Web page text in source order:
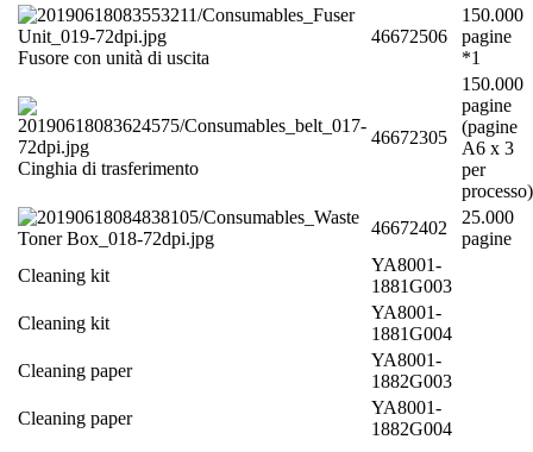
Fusore con unità di uscita
46672506
150.000
pagine
*1
Cinghia di trasferimento
46672305
150.000
pagine
(pagine
A6 x 3
per
processo)
46672402
25.000
pagine
Cleaning kit
YA8001-
1881G003
Cleaning kit
YA8001-
1881G004
Cleaning paper
YA8001-
1882G003
Cleaning paper
YA8001-
1882G004